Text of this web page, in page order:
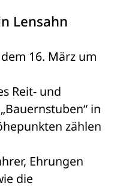
Lensahn
16. März um
Reit- und
in
zählen
Ehrungen
die